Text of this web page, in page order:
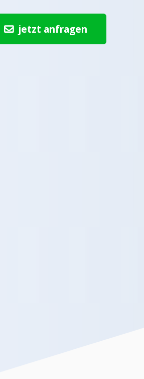
jetzt anfragen